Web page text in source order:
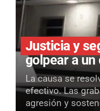
Justicia y
golpear a
La causa se
efectivo. Las
agresión y